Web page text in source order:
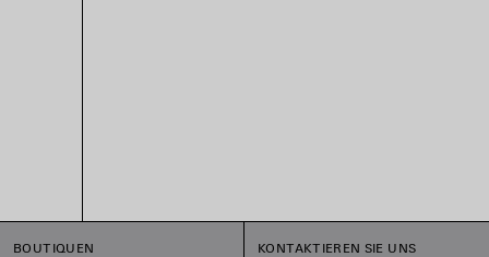
BOUTIQUEN
KONTAKTIEREN SIE UNS